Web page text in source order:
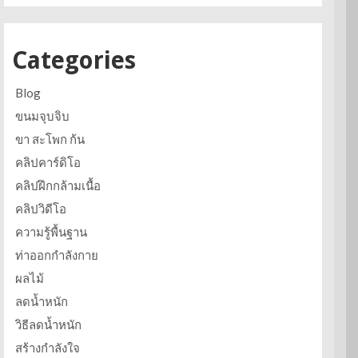
Categories
Blog
ขนมจุบจิบ
ขา สะโพก ก้น
คลิปคาร์ดิโอ
คลิปฝึกกล้ามเนื้อ
คลิปวิดีโอ
ความรู้พื้นฐาน
ท่าออกกำลังกาย
ผลไม้
ลดน้ำหนัก
วิธีลดน้ำหนัก
สร้างกำลังใจ